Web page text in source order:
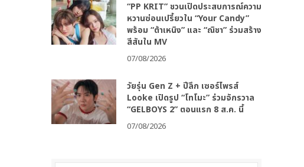
“PP KRIT” ชวนเปิดประสบการณ์ความ
หวานซ่อนเปรี้ยวใน “Your Candy”
พร้อม “ต้าเหนิง” และ “ณิชา” ร่วมสร้าง
สีสันใน MV
07/08/2026
วัยรุ่น Gen Z + ปีลึก เซอร์ไพรส์
Looke เปิดรูป “โทโมะ” ร่วมจักรวาล
“GELBOYS 2” ตอนแรก 8 ส.ค. นี้
07/08/2026